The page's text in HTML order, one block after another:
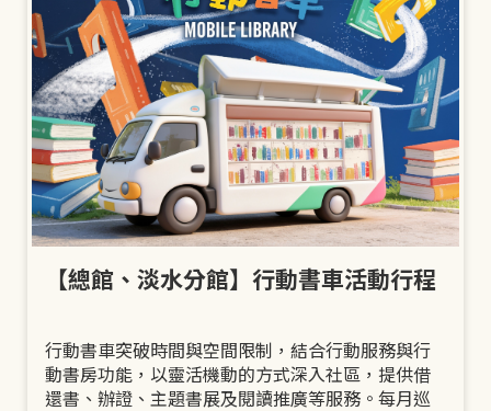
【總館、淡水分館】行動書車活動行程
行動書車突破時間與空間限制，結合行動服務與行
動書房功能，以靈活機動的方式深入社區，提供借
還書、辦證、主題書展及閱讀推廣等服務。每月巡